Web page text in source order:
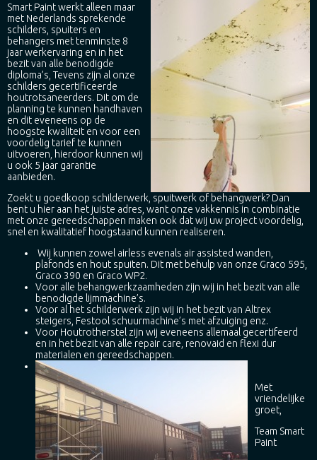
Smart Paint werkt alleen maar
met Nederlands sprekende
schilders, spuiters en
behangers met tenminste 8
jaar werkervaring en in het
bezit van alle benodigde
diploma’s, Tevens zijn al onze
schilders gecertificeerde
houtrotsaneerders. Dit om de
planning te kunnen handhaven
en dit eveneens op de
hoogste kwaliteit en voor een
voordelig tarief te kunnen
uitvoeren, hierdoor kunnen wij
u ook 5 jaar garantie
aanbieden.
Zoekt u goedkoop schilderwerk, spuitwerk of behangwerk? Dan
bent u hier aan het juiste adres, want onze vakkennis in combinatie
met onze gereedschappen maken ook dat wij uw project voordelig,
snel en kwalitatief hoogstaand kunnen realiseren.
Wij kunnen zowel airless evenals air assisted wanden,
plafonds en hout spuiten. Dit met behulp van onze Graco 595,
Graco 390 en Graco WP2.
Voor alle behangwerkzaamheden zijn wij in het bezit van alle
benodigde lijmmachine’s.
Voor al het schilderwerk zijn wij in het bezit van Altrex
steigers, Festool schuurmachine’s met afzuiging enz.
Voor Houtrotherstel zijn wij eveneens allemaal gecertifeerd
en in het bezit van alle repair care, renovaid en flexi dur
materialen en gereedschappen.
Met
vriendelijke
groet,
Team Smart
Paint